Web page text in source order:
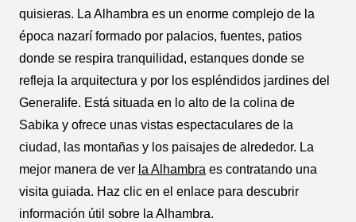
quisieras. La Alhambra es un enorme complejo de la
época nazarí formado por palacios, fuentes, patios
donde se respira tranquilidad, estanques donde se
refleja la arquitectura y por los espléndidos jardines del
Generalife. Está situada en lo alto de la colina de
Sabika y ofrece unas vistas espectaculares de la
ciudad, las montañas y los paisajes de alrededor. La
mejor manera de ver la Alhambra es contratando una
visita guiada. Haz clic en el enlace para descubrir
información útil sobre la Alhambra.